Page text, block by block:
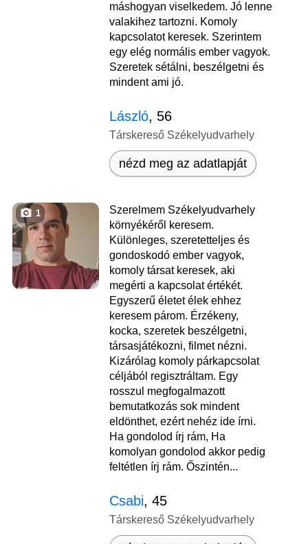
máshogyan viselkedem. Jó lenne
valakihez tartozni. Komoly
kapcsolatot keresek. Szerintem
egy elég normális ember vagyok.
Szeretek sétálni, beszélgetni és
mindent ami jó.
László, 56
Társkereső Székelyudvarhely
nézd meg az adatlapját
1
Szerelmem Székelyudvarhely
környékéről keresem.
Különleges, szeretetteljes és
gondoskodó ember vagyok,
komoly társat keresek, aki
megérti a kapcsolat értékét.
Egyszerű életet élek ehhez
keresem párom. Érzékeny,
kocka, szeretek beszélgetni,
társasjátékozni, filmet nézni.
Kizárólag komoly párkapcsolat
céljából regisztráltam. Egy
rosszul megfogalmazott
bemutatkozás sok mindent
eldönthet, ezért nehéz ide írni.
Ha gondolod írj rám, Ha
komolyan gondolod akkor pedig
feltétlen írj rám. Őszintén...
Csabi, 45
Társkereső Székelyudvarhely